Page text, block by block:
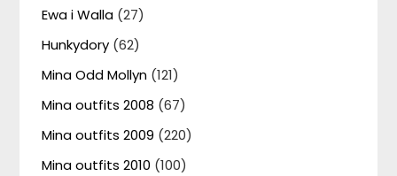
Ewa i Walla (27)
Hunkydory (62)
Mina Odd Mollyn (121)
Mina outfits 2008 (67)
Mina outfits 2009 (220)
Mina outfits 2010 (100)